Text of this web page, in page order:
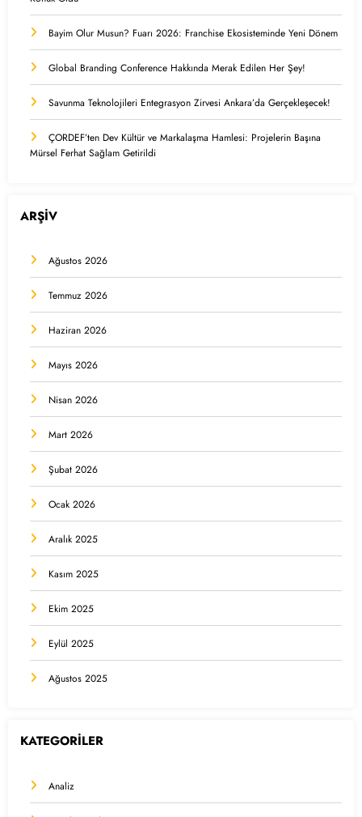
Bayim Olur Musun? Fuarı 2026: Franchise Ekosisteminde Yeni Dönem
Global Branding Conference Hakkında Merak Edilen Her Şey!
Savunma Teknolojileri Entegrasyon Zirvesi Ankara’da Gerçekleşecek!
ÇORDEF’ten Dev Kültür ve Markalaşma Hamlesi: Projelerin Başına
Mürsel Ferhat Sağlam Getirildi
ARŞİV
Ağustos 2026
Temmuz 2026
Haziran 2026
Mayıs 2026
Nisan 2026
Mart 2026
Şubat 2026
Ocak 2026
Aralık 2025
Kasım 2025
Ekim 2025
Eylül 2025
Ağustos 2025
KATEGORİLER
Analiz